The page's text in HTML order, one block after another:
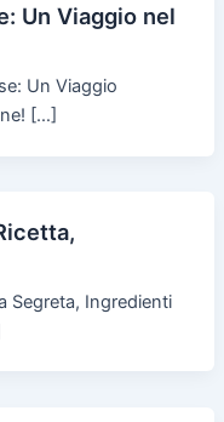
Un Viaggio nel
Un Viaggio
[…]
Segreta, Ingredienti